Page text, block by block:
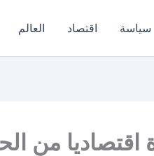
سياسة اقتصاد العالم
اقتصاديا من